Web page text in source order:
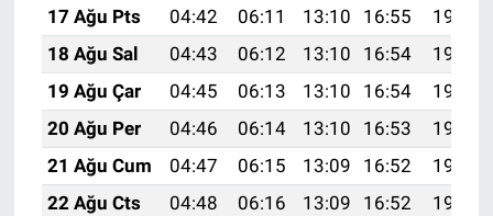
17 Ağu Pts
04:42 06:11 13:10 16:55
19:59
18 Ağu Sal
04:43 06:12 13:10 16:54
19:58
19 Ağu Çar
04:45 06:13 13:10 16:54
19:56
20 Ağu Per
04:46 06:14 13:10 16:53
19:55
21 Ağu Cum
04:47 06:15 13:09 16:52
19:54
22 Ağu Cts
04:48 06:16 13:09 16:52
19:52